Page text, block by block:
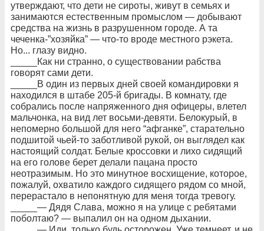
утверждают, что дети не сироты, живут в семьях и
занимаются естественным промыслом — добывают
средства на жизнь в разрушенном городе. А та
чеченка-”хозяйка” — что-то вроде местного рэкета.
Но... глазу видно.
_____Как ни странно, о существовании рабства
говорят сами дети.
_____В один из первых дней своей командировки я
находился в штабе 205-й бригады. В комнату, где
собрались после напряженного дня офицеры, влетел
мальчонка, на вид лет восьми-девяти. Белокурый, в
непомерно большой для него “афганке”, старательно
подшитой чьей-то заботливой рукой, он выглядел как
настоящий солдат. Белые кроссовки и лихо сидящий
на его голове берет делали пацана просто
неотразимым. Но это минутное восхищение, которое,
пожалуй, охватило каждого сидящего рядом со мной,
перерастало в непонятную для меня тогда тревогу.
_____— Дядя Слава, можно я на улице с ребятами
поболтаю? — выпалил он на одном дыхании.